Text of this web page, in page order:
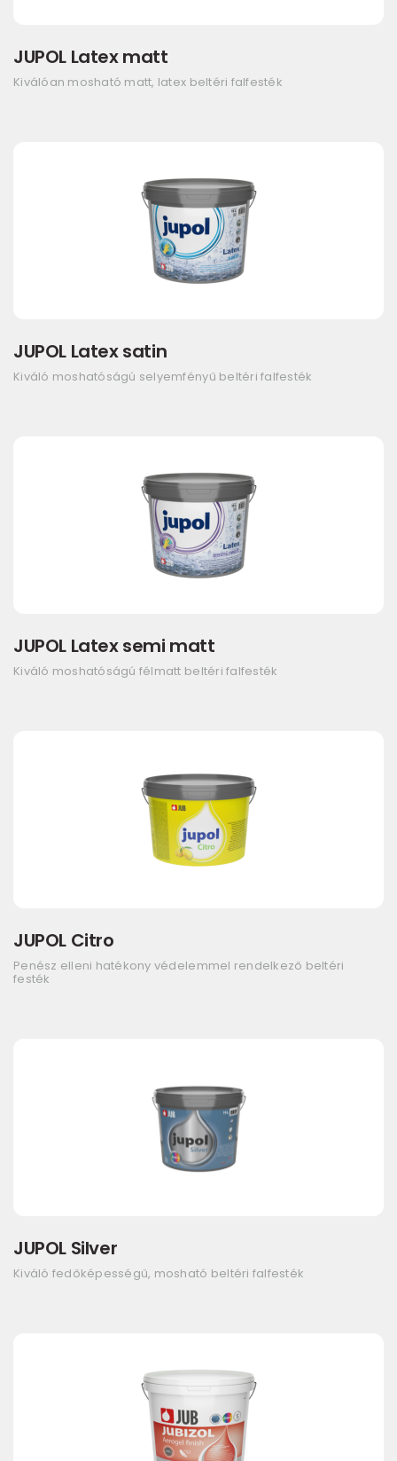
JUPOL Latex matt
Kiválóan mosható matt, latex beltéri falfesték
JUPOL Latex satin
Kiváló moshatóságú selyemfényű beltéri falfesték
JUPOL Latex semi matt
Kiváló moshatóságú félmatt beltéri falfesték
JUPOL Citro
Penész elleni hatékony védelemmel rendelkező beltéri
festék
JUPOL Silver
Kiváló fedőképességű, mosható beltéri falfesték